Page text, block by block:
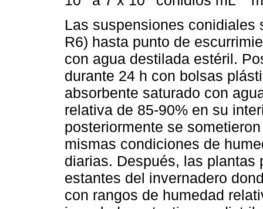
Las suspensiones conidiales
R6) hasta punto de
con agua destilada estéril.
durante 24 h con bolsas
absorbente saturado con
relativa de 85-90% en su
posteriormente se
mismas condiciones de
diarias. Después, las plantas
estantes del invernadero
con rangos de humedad